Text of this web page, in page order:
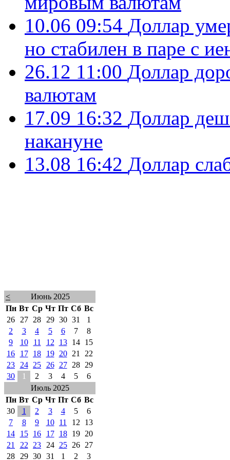
10.06 09:54 Доллар
но стабилен в паре с
26.12 11:00 Доллар
валютам
17.09 16:32 Доллар
накануне
13.08 16:42 Доллар
<
Июнь 2025
Пн Вт Ср Чт Пт Сб Вс
26
27 28 29 30 31
1
2
3 4 5 6 7
8
9
10 11 12 13 14
15
16
17 18 19 20 21
22
23
24 25 26 27 28
29
30
1 2 3 4 5
6
Июль 2025
Пн Вт Ср Чт Пт Сб Вс
30
1 2 3 4 5
6
7
8 9 10 11 12
13
14
15 16 17 18 19
20
21
22 23 24 25 26
27
28
29 30 31 1 2 3